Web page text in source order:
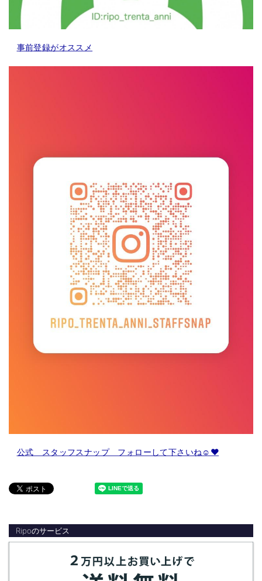
事前登録がオススメ
公式 スタッフスナップ フォローして下さいね☺️❤️
Ripoのサービス